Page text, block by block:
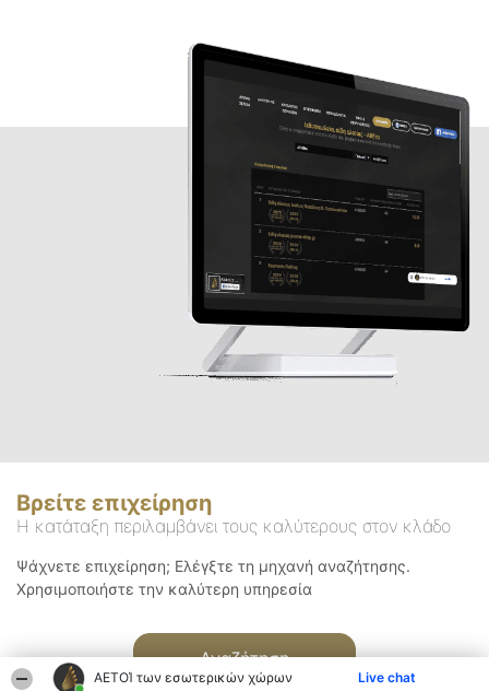
ΑΕΤΟΊ των εσωτερικών χώρων Live chat
Βρείτε επιχείρηση
Η κατάταξη περιλαμβάνει τους καλύτερους στον κλάδο
Ψάχνετε επιχείρηση; Ελέγξτε τη μηχανή αναζήτησης.
Χρησιμοποιήστε την καλύτερη υπηρεσία
Αναζήτηση